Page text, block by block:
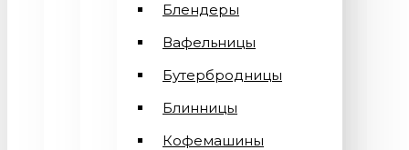
Блендеры
Вафельницы
Бутербродницы
Блинницы
Кофемашины